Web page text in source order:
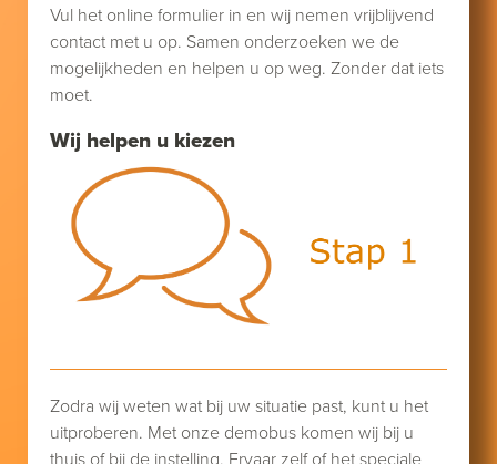
Wij helpen u kiezen
Vul het online formulier in en wij nemen vrijblijvend
contact met u op. Samen onderzoeken we de
mogelijkheden en helpen u op weg. Zonder dat iets
moet.
Zodra wij weten wat bij uw situatie past, kunt u het
uitproberen. Met onze demobus komen wij bij u
thuis of bij de instelling. Ervaar zelf of het speciale